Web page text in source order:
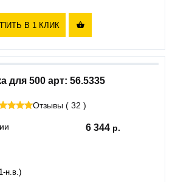
В 1 КЛИК 
для 500 арт: 56.5335
Отзывы ( 32 )
6 344
н.в.)